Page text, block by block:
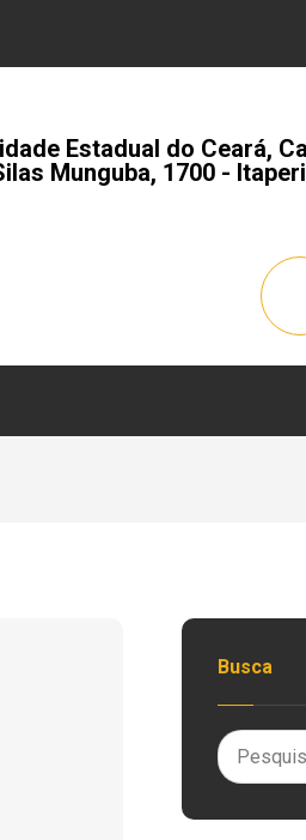
Estadual do Ceará,
Munguba, 1700 -
Busca